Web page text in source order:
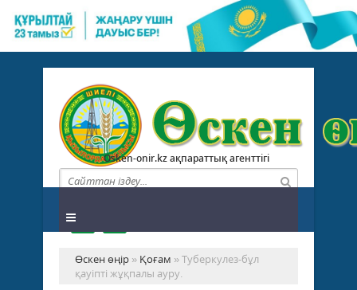
Osken-onir.kz ақпараттық агенттігі
Өскен өңір » Қоғам » Туберкулез-бұл
қауіпті жұқпалы ауру.